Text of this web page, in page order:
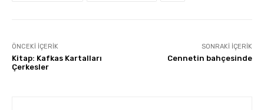
ÖNCEKI İÇERIK
Kitap: Kafkas Kartalları
Çerkesler
SONRAKI İÇERIK
Cennetin bahçesinde